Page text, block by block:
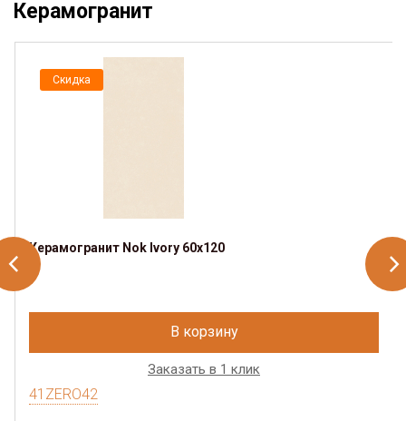
Керамогранит
Скидка
Керамогранит Nok Ivory 60x120
В корзину
Заказать в 1 клик
41ZERO42